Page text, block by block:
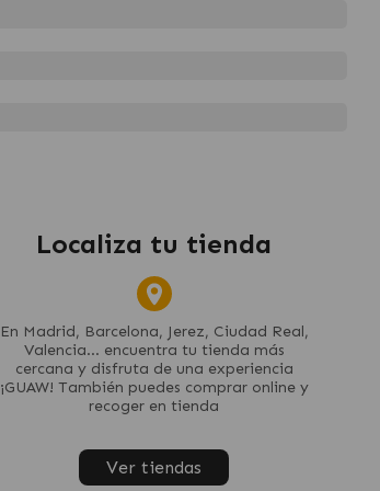
Localiza tu tienda
En Madrid, Barcelona, Jerez, Ciudad Real,
Valencia... encuentra tu tienda más
cercana y disfruta de una experiencia
¡GUAW! También puedes comprar online y
recoger en tienda
Ver tiendas